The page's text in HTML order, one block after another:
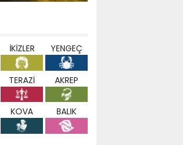
İKİZLER YENGEÇ
TERAZİ AKREP
KOVA BALIK